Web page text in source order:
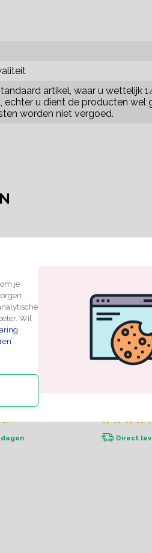
je
Wil
.
’,
artikel, waar u wettelijk
echter u dient de producten wel
worden niet vergoed.
Nee/Nee
Direct